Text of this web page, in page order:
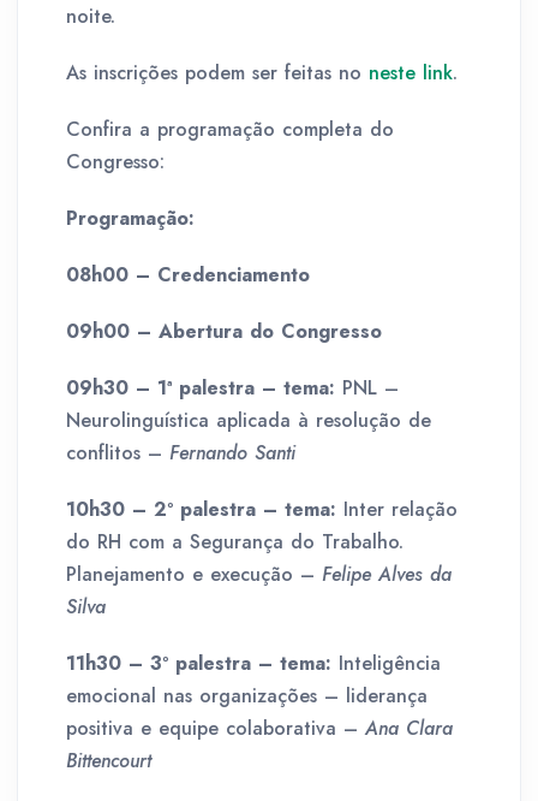
noite.
As inscrições podem ser feitas no neste link.
Confira a programação completa do
Congresso:
Programação:
08h00 – Credenciamento
09h00 – Abertura do Congresso
09h30 – 1ª palestra – tema: PNL –
Neurolinguística aplicada à resolução de
conflitos – Fernando Santi
10h30 – 2º palestra – tema: Inter relação
do RH com a Segurança do Trabalho.
Planejamento e execução – Felipe Alves da
Silva
11h30 – 3º palestra – tema: Inteligência
emocional nas organizações – liderança
positiva e equipe colaborativa –Ana Clara
Bittencourt